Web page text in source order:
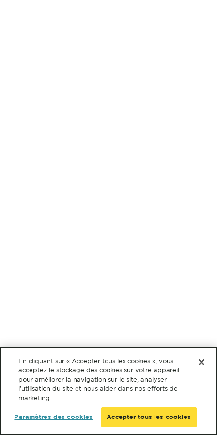
En cliquant sur « Accepter tous les cookies », vous
acceptez le stockage des cookies sur votre appareil
pour améliorer la navigation sur le site, analyser
l’utilisation du site et nous aider dans nos efforts de
marketing.
Paramètres des cookies Accepter tous les cookies